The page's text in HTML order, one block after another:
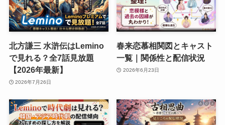
北方謙三 水滸伝はLemino
で見れる？全7話見放題
【2026年最新】
2026年7月26日
春来恋慕相関図とキャスト
一覧｜関係性と配信状況
2026年6月23日